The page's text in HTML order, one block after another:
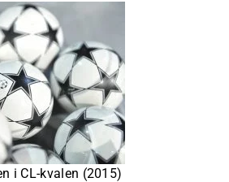
i CL-kvalen (2015)